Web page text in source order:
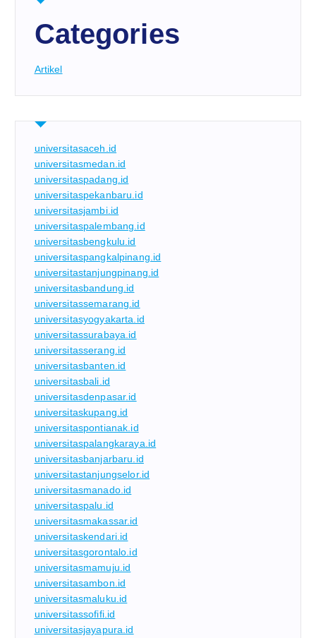
Categories
Artikel
universitasaceh.id
universitasmedan.id
universitaspadang.id
universitaspekanbaru.id
universitasjambi.id
universitaspalembang.id
universitasbengkulu.id
universitaspangkalpinang.id
universitastanjungpinang.id
universitasbandung.id
universitassemarang.id
universitasyogyakarta.id
universitassurabaya.id
universitasserang.id
universitasbanten.id
universitasbali.id
universitasdenpasar.id
universitaskupang.id
universitaspontianak.id
universitaspalangkaraya.id
universitasbanjarbaru.id
universitastanjungselor.id
universitasmanado.id
universitaspalu.id
universitasmakassar.id
universitaskendari.id
universitasgorontalo.id
universitasmamuju.id
universitasambon.id
universitasmaluku.id
universitassofifi.id
universitasjayapura.id